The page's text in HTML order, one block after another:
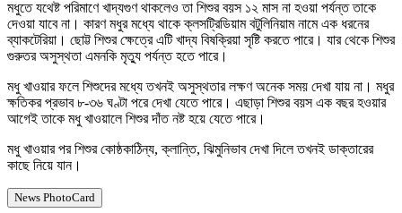
মধুতে যথেষ্ট পরিমাণে খাদ্যগুণ থাকলেও তা শিশুর বয়স ১২ মাস না হওয়া পর্যন্ত তাকে
দেওয়া যাবে না। কারণ মধুর মধ্যে থাকে ক্লসট্রিডিয়াম বটুলিনিয়াম নামে এক ধরনের
ব্যাকটেরিয়া। ছোট্ট শিশুর ক্ষেত্রে এটি খাদ্য বিষক্রিয়া সৃষ্টি করতে পারে। যার থেকে শিশুর
গুরুতর অসুস্থতা এমনকি মৃত্যু পর্যন্ত হতে পারে।
মধু খাওয়ার ফলে শিশুদের মধ্যে তখনই অসুস্থতার লক্ষণ অনেক সময় দেখা যায় না। মধুর
ক্ষতিকর প্রভাব ৮-৩৬ ঘণ্টা পরে দেখা যেতে পারে। এছাড়া শিশুর বয়স এক বছর হওয়ার
আগেই তাকে মধু খাওয়ালে শিশুর দাঁত নষ্ট হয়ে যেতে পারে।
মধু খাওয়ার পর শিশুর কোষ্ঠকাঠিন্য, ক্লান্তি, ঝিমুনিভাব দেখা দিলে তখনই ডাক্তারের
কাছে নিয়ে যান।
News PhotoCard